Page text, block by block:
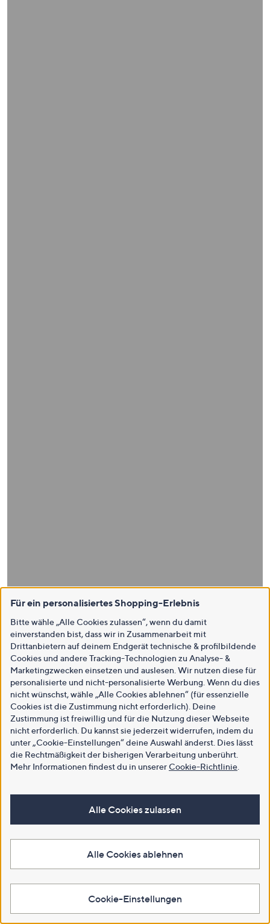
Für ein personalisiertes Shopping-Erlebnis
Bitte wähle „Alle Cookies zulassen“, wenn du damit
einverstanden bist, dass wir in Zusammenarbeit mit
Drittanbietern auf deinem Endgerät technische & profilbildende
Cookies und andere Tracking-Technologien zu Analyse- &
Marketingzwecken einsetzen und auslesen. Wir nutzen diese für
personalisierte und nicht-personalisierte Werbung. Wenn du dies
nicht wünschst, wähle „Alle Cookies ablehnen“ (für essenzielle
Cookies ist die Zustimmung nicht erforderlich). Deine
Zustimmung ist freiwillig und für die Nutzung dieser Webseite
nicht erforderlich. Du kannst sie jederzeit widerrufen, indem du
unter „Cookie-Einstellungen“ deine Auswahl änderst. Dies lässt
die Rechtmäßigkeit der bisherigen Verarbeitung unberührt.
Mehr Informationen findest du in unsererCookie-Richtlinie
Alle Cookies zulassen
Alle Cookies ablehnen
Cookie-Einstellungen